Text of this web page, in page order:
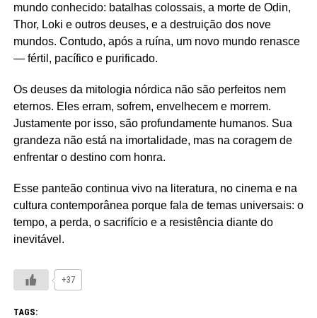
mundo conhecido: batalhas colossais, a morte de Odin,
Thor, Loki e outros deuses, e a destruição dos nove
mundos. Contudo, após a ruína, um novo mundo renasce
— fértil, pacífico e purificado.
Os deuses da mitologia nórdica não são perfeitos nem
eternos. Eles erram, sofrem, envelhecem e morrem.
Justamente por isso, são profundamente humanos. Sua
grandeza não está na imortalidade, mas na coragem de
enfrentar o destino com honra.
Esse panteão continua vivo na literatura, no cinema e na
cultura contemporânea porque fala de temas universais: o
tempo, a perda, o sacrifício e a resistência diante do
inevitável.
+37
TAGS: